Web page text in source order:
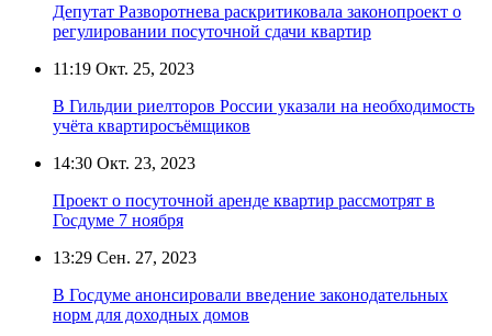
Депутат Разворотнева раскритиковала законопроект о
регулировании посуточной сдачи квартир
11:19 Окт. 25, 2023
В Гильдии риелторов России указали на необходимость
учёта квартиросъёмщиков
14:30 Окт. 23, 2023
Проект о посуточной аренде квартир рассмотрят в
Госдуме 7 ноября
13:29 Сен. 27, 2023
В Госдуме анонсировали введение законодательных
норм для доходных домов